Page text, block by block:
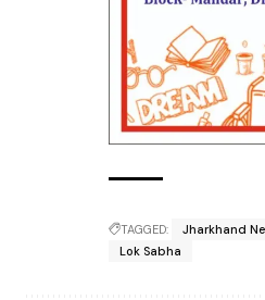
TAGGED: Jharkhand
Lok Sabha